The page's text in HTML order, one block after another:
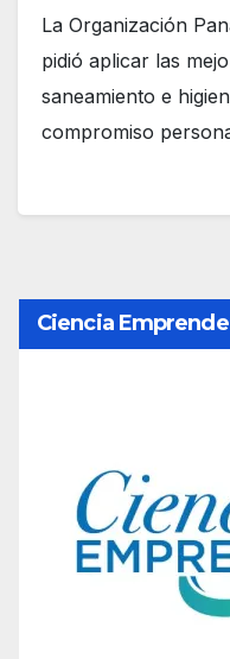
La Organización
pidió aplicar las
saneamiento e
compromiso
Ciencia Emprende